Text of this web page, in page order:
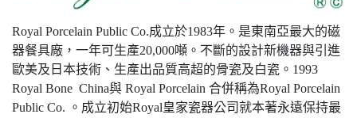
Royal Porcelain Public Co.成立於1983年。是東南亞最大的磁
器餐具廠，一年可生產20,000噸。不斷的設計新機器與引進
歐美及日本技術、生產出品質高超的骨瓷及白瓷。1993
Royal Bone China與 Royal Porcelain 合併稱為Royal Porcelain
Public Co. 。成立初始Royal皇家瓷器公司就本著永遠保持最